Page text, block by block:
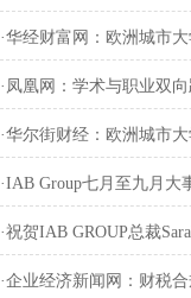
·华经财富网：欧洲城市
·凤凰网：学术与职业双
·华尔街财经：欧洲城市
·IAB Group七月至九月大
·祝贺IAB GROUP总裁
·企业经济新闻网：财税